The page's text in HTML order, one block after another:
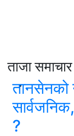
ताजा समाचार
तानसेनको
?